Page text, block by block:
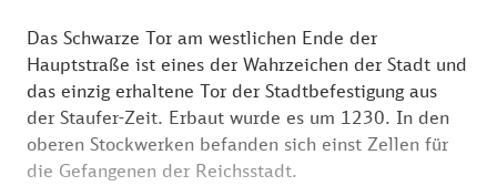
Das Schwarze Tor am westlichen Ende der
Hauptstraße ist eines der Wahrzeichen der Stadt und
das einzig erhaltene Tor der Stadtbefestigung aus
der Staufer-Zeit. Erbaut wurde es um 1230. In den
oberen Stockwerken befanden sich einst Zellen für
die Gefangenen der Reichsstadt.